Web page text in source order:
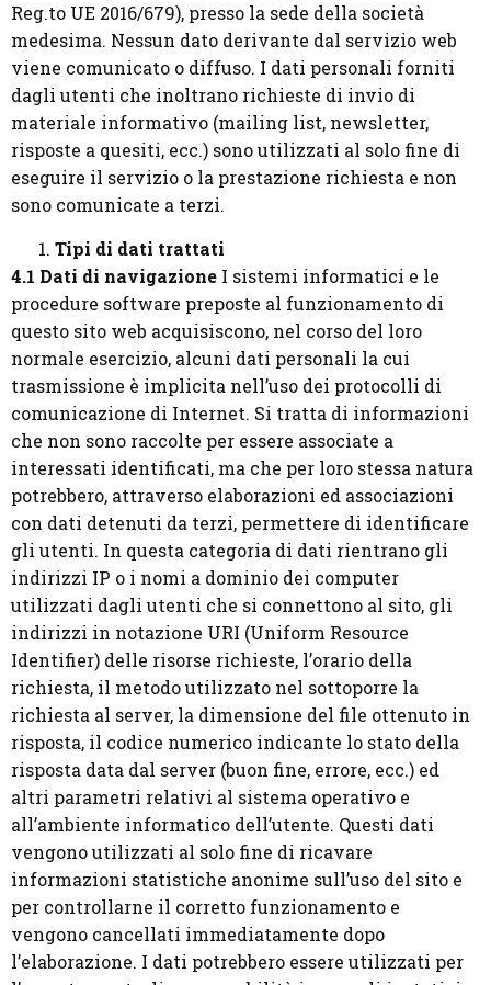
Reg.to UE 2016/679), presso la sede della società
medesima. Nessun dato derivante dal servizio web
viene comunicato o diffuso. I dati personali forniti
dagli utenti che inoltrano richieste di invio di
materiale informativo (mailing list, newsletter,
risposte a quesiti, ecc.) sono utilizzati al solo fine di
eseguire il servizio o la prestazione richiesta e non
sono comunicate a terzi.
Tipi di dati trattati
4.1 Dati di navigazione I sistemi informatici e le
procedure software preposte al funzionamento di
questo sito web acquisiscono, nel corso del loro
normale esercizio, alcuni dati personali la cui
trasmissione è implicita nell’uso dei protocolli di
comunicazione di Internet. Si tratta di informazioni
che non sono raccolte per essere associate a
interessati identificati, ma che per loro stessa natura
potrebbero, attraverso elaborazioni ed associazioni
con dati detenuti da terzi, permettere di identificare
gli utenti. In questa categoria di dati rientrano gli
indirizzi IP o i nomi a dominio dei computer
utilizzati dagli utenti che si connettono al sito, gli
indirizzi in notazione URI (Uniform Resource
Identifier) delle risorse richieste, l’orario della
richiesta, il metodo utilizzato nel sottoporre la
richiesta al server, la dimensione del file ottenuto in
risposta, il codice numerico indicante lo stato della
risposta data dal server (buon fine, errore, ecc.) ed
altri parametri relativi al sistema operativo e
all’ambiente informatico dell’utente. Questi dati
vengono utilizzati al solo fine di ricavare
informazioni statistiche anonime sull’uso del sito e
per controllarne il corretto funzionamento e
vengono cancellati immediatamente dopo
l’elaborazione. I dati potrebbero essere utilizzati per